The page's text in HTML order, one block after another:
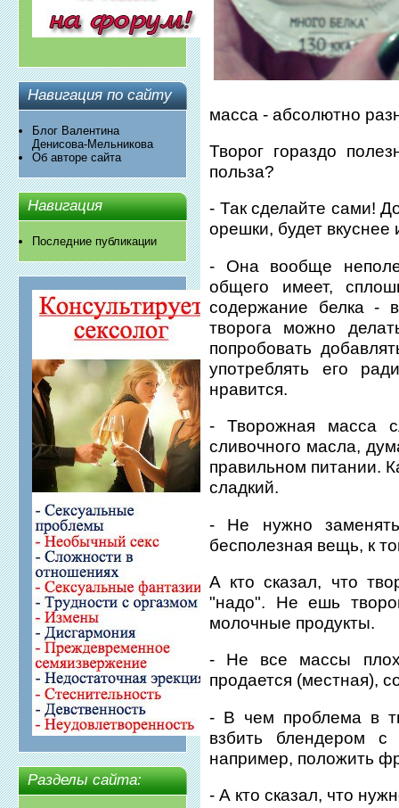
Навигация по сайту
Блог Валентина
Денисова-Мельникова
Об авторе сайта
Навигация
Последние публикации
Разделы сайта:
масса - абсолютно
Творог гораздо
польза?
- Так сделайте сами!
орешки, будет вкуснее
- Она вообще
общего имеет,
содержание белка -
творога можно
попробовать
употреблять его
нравится.
- Творожная масса
сливочного масла,
правильном питании.
сладкий.
- Не нужно
бесполезная вещь, к
А кто сказал, что
"надо". Не ешь
молочные продукты.
- Не все массы
продается (местная),
- В чем проблема в
взбить блендером
например, положить
- А кто сказал, что